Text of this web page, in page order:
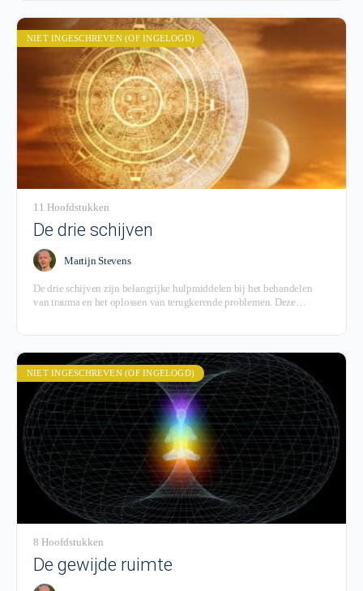
NIET INGESCHREVEN (OF INGELOGD)
11 Hoofdstukken
De drie schijven
Martijn Stevens
De drie schijven zijn belangrijke hulpmiddelen bij het behandelen
van trauma en het oplossen van terugkerende problemen. Deze
NIET INGESCHREVEN (OF INGELOGD)
8 Hoofdstukken
De gewijde ruimte